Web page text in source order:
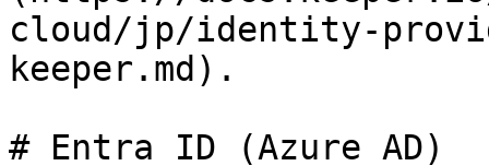
cloud/jp/identity-
keeper.md).
# Entra ID (Azure AD)